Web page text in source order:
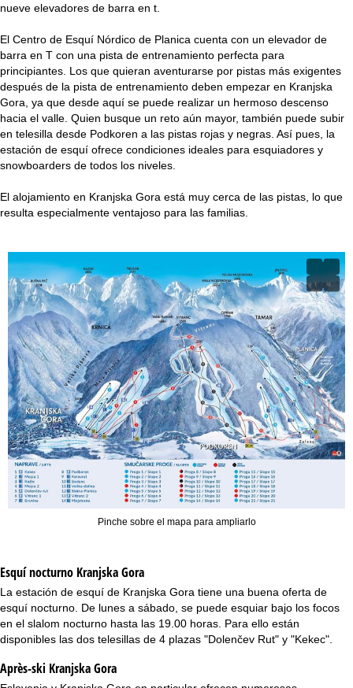
l
nueve elevadores de barra en t.
El Centro de Esquí Nórdico de Planica cuenta con un elevador de
barra en T con una pista de entrenamiento perfecta para
principiantes. Los que quieran aventurarse por pistas más exigentes
después de la pista de entrenamiento deben empezar en Kranjska
Gora, ya que desde aquí se puede realizar un hermoso descenso
hacia el valle. Quien busque un reto aún mayor, también puede subir
en telesilla desde Podkoren a las pistas rojas y negras. Así pues, la
estación de esquí ofrece condiciones ideales para esquiadores y
snowboarders de todos los niveles.
El alojamiento en Kranjska Gora está muy cerca de las pistas, lo que
resulta especialmente ventajoso para las familias.
Pinche sobre el mapa para ampliarlo
Esquí nocturno Kranjska Gora
La estación de esquí de Kranjska Gora tiene una buena oferta de
esquí nocturno. De lunes a sábado, se puede esquiar bajo los focos
en el slalom nocturno hasta las 19.00 horas. Para ello están
disponibles las dos telesillas de 4 plazas "Dolenčev Rut" y "Kekec".
Après-ski Kranjska Gora